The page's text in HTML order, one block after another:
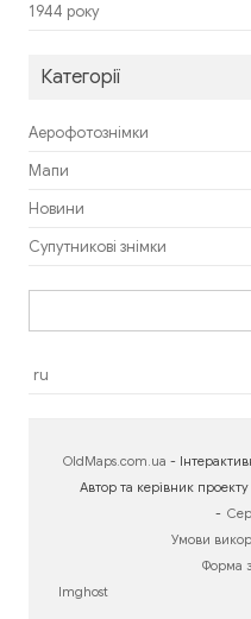
1944 року
Категорії
Аерофотознімки
Мапи
Новини
Супутникові знімки
ru
OldMaps.com.ua -
Автор та керівник
-
Умови
Форма
Imghost